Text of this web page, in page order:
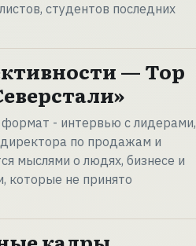
студентов последних
— Top
- интервью с лидерами,
по продажам и
мыслями о людях, бизнесе и
которые не принято